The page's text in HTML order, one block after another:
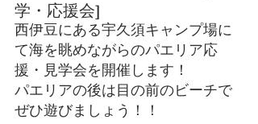
学・応援会]
西伊豆にある宇久須キャンプ場に
て海を眺めながらのパエリア応
援・見学会を開催します！
パエリアの後は目の前のビーチで
ぜひ遊びましょう！！